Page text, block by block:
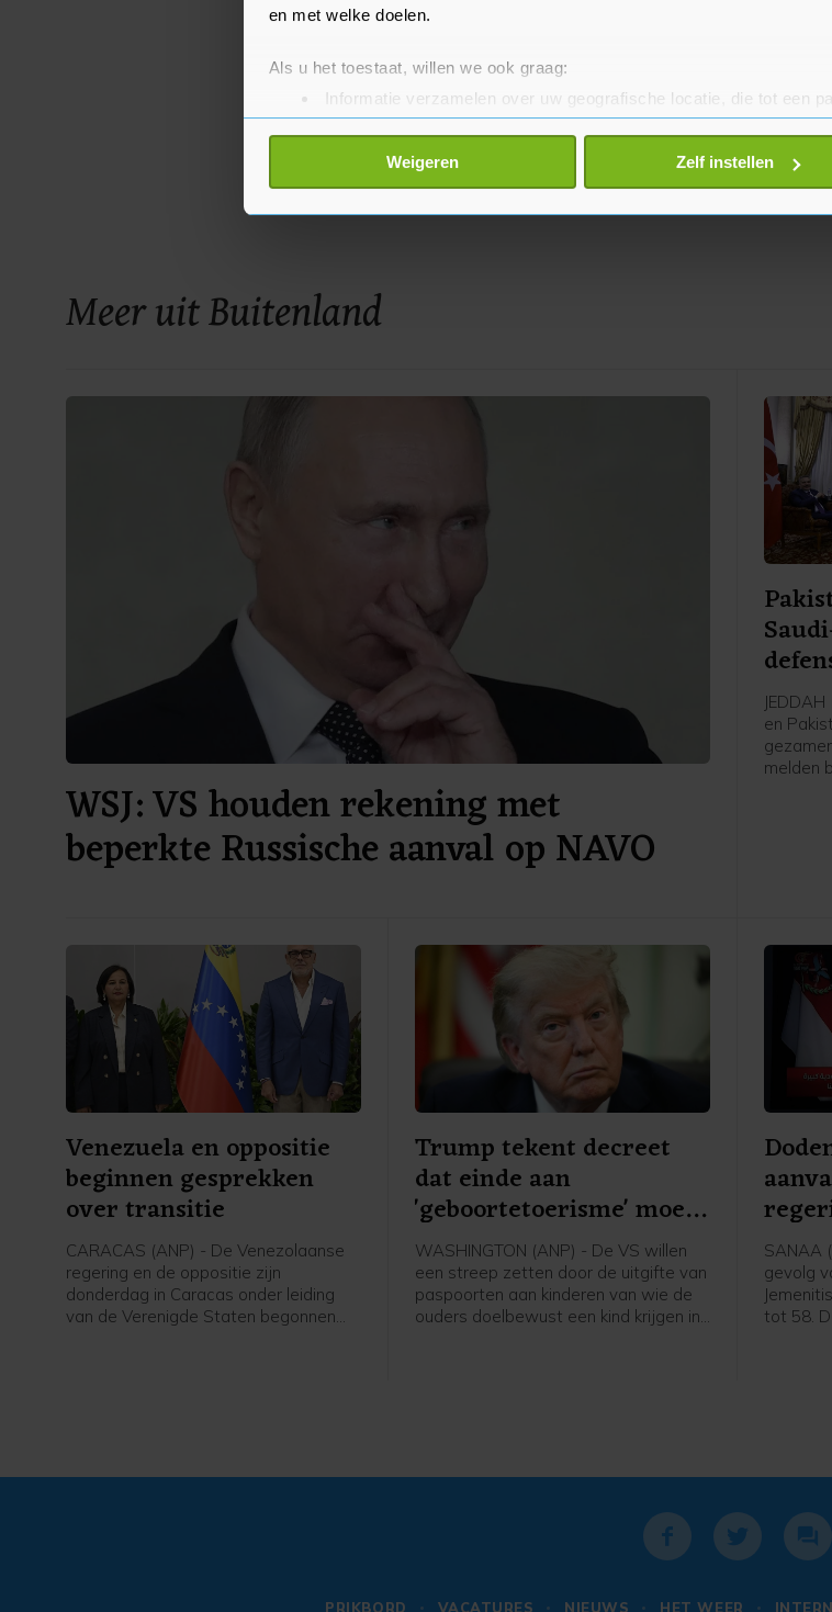
en met welke doelen.
Als u het toestaat, willen we ook graag:
Informatie verzamelen over uw geografische locatie, die tot een
Uw apparaat identificeren door het actief te scannen op
Lees meer over hoe uw persoonlijke gegevens worden verwerkt en stel
toestemming op elk moment wijzigen of intrekken in de Cookieverklaring.
Weigeren Zelf instellen
Meer uit Buitenland
WSJ: VS houden rekening met
beperkte Russische aanval op NAVO
en
melden
Venezuela en oppositie
beginnen gesprekken
over transitie
CARACAS (ANP) - De Venezolaanse
regering en de oppositie zijn
donderdag in Caracas onder leiding
van de Verenigde Staten begonnen
Trump tekent decreet
dat einde aan
'geboortetoerisme' moet
maken
WASHINGTON (ANP) - De VS willen
een streep zetten door de uitgifte van
paspoorten aan kinderen van wie de
ouders doelbewust een kind krijgen in
SANAA
gevolg
tot 58.
PRIKBORD VACATURES NIEUWS HET WEER